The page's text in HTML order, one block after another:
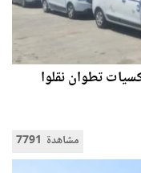
تطوان نقلوا
7791 مشاهدة